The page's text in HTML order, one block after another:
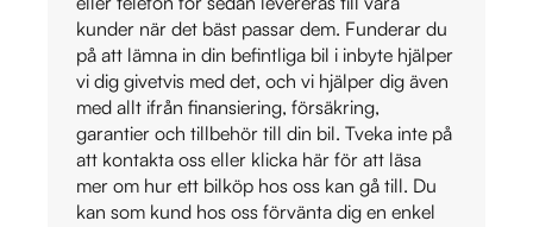
kunder när det bäst passar dem. Funderar du
på att lämna in din befintliga bil i inbyte hjälper
vi dig givetvis med det, och vi hjälper dig även
med allt ifrån finansiering, försäkring,
garantier och tillbehör till din bil. Tveka inte på
att kontakta oss eller klicka här för att läsa
mer om hur ett bilköp hos oss kan gå till. Du
kan som kund hos oss förvänta dig en enkel